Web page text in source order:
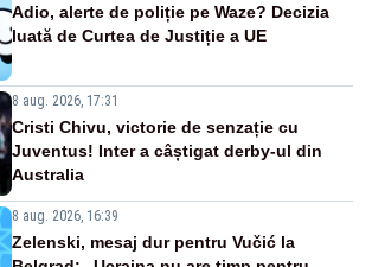
Adio, alerte de poliție pe Waze? Decizia
luată de Curtea de Justiție a UE
8 aug. 2026, 17:31
Cristi Chivu, victorie de senzație cu
Juventus! Inter a câștigat derby-ul din
Australia
8 aug. 2026, 16:39
Zelenski, mesaj dur pentru Vučić la